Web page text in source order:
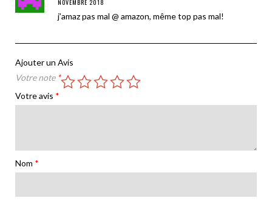
sur 5
NOVEMBRE 2018
j’amaz pas mal @ amazon, même top pas mal!
Ajouter un Avis
Votre note *
Votre avis *
Nom *